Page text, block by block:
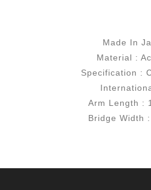
Made In
Material :
Specification :
Arm Length :
Bridge Width